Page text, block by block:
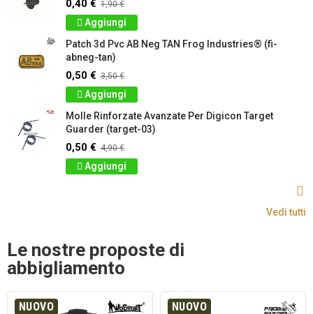
0,40 € 1,90 €
Aggiungi
Patch 3d Pvc AB Neg TAN Frog Industries® (fi-
abneg-tan)
0,50 € 3,50 €
Aggiungi
Molle Rinforzate Avanzate Per Digicon Target
Guarder (target-03)
0,50 € 4,90 €
Aggiungi
Vedi tutti
Le nostre proposte di
abbigliamento
NUOVO NUOVO